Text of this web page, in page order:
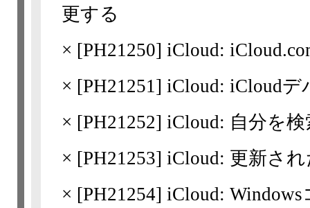
更する
× [PH21250] iCloud:
× [PH21251] iCloud: iCloud
× [PH21252] iCloud: 自分を
× [PH21253] iCloud: 更新さ
× [PH21254] iCloud: